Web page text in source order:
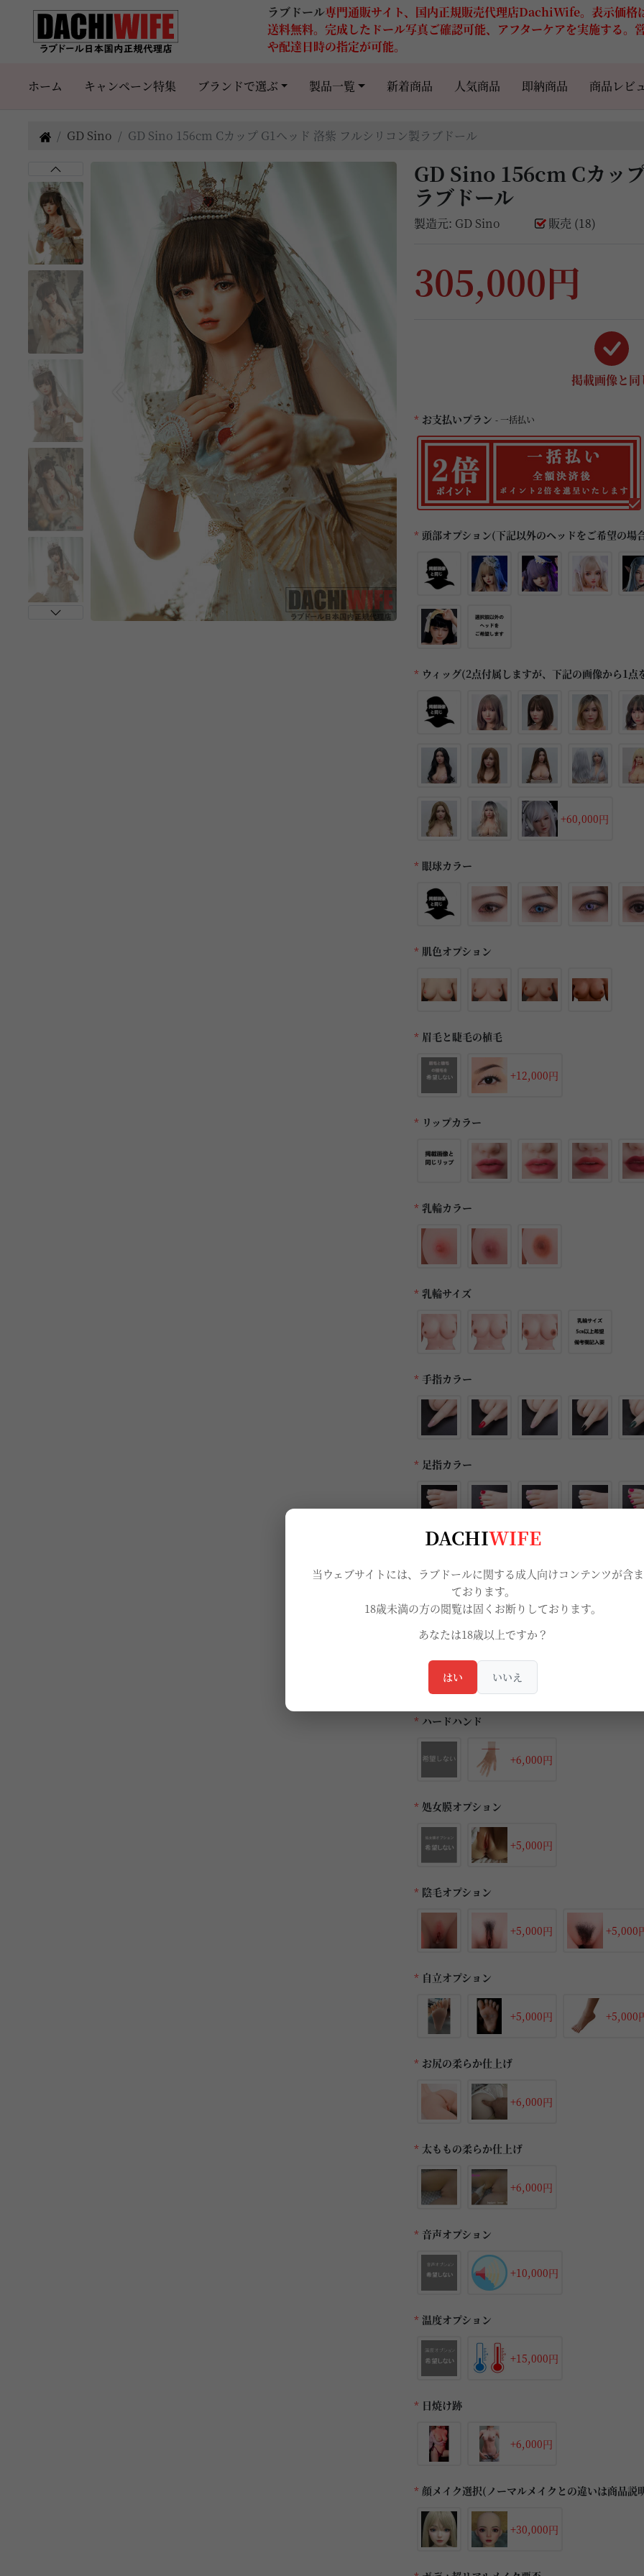
ラブドール専門通販サイト、国内正規販売代理店DachiWife。表示価格
送料無料。完成したドール写真ご確認可能、アフターケアを実施する。
や配達日時の指定が可能。
ホーム キャンペーン特集 ブランドで選ぶ 製品一覧 新着商品 人気商品 即納商品 商品レビ
GD Sino GD Sino 156cm Cカップ G1ヘッド 洛紫 フルシリコン製ラブドール
GD Sino 156cm Cカッ
ラブドール
製造元: GD Sino 販売 (18)
305,000円
掲載画像と同
* お支払いプラン - 一括払い
* 頭部オプション(下記以外のヘッドをご希望の
* ウィッグ(2点付属しますが、下記の画像から1
+60,000円
* 眼球カラー
* 肌色オプション
* 眉毛と睫毛の植毛
+12,000円
* リップカラー
* 乳輪カラー
* 乳輪サイズ
* 手指カラー
* 足指カラー
ヴァギナカラー
ホールタイプ
* ハードハンド
+6,000円
* 処女膜オプション
+5,000円
* 陰毛オプション
+5,000円 +5,000
* 自立オプション
+5,000円 +5,000
* お尻の柔らか仕上げ
+6,000円
* 太ももの柔らか仕上げ
+6,000円
* 音声オプション
+10,000円
* 温度オプション
+15,000円
* 日焼け跡
+6,000円
* 顔メイク選択(ノーマルメイクとの違いは商品説
+30,000円
DACHIWIFE
当ウェブサイトには、ラブドールに関する成人向けコンテンツが含
ております。
18歳未満の方の閲覧は固くお断りしております。
あなたは18歳以上ですか？
はい いいえ